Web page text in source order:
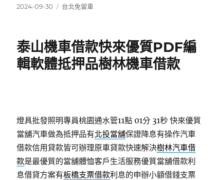
發
2024-09-30
分
台北免留車
泰山機車借款快來優質PDF編
輯軟體抵押品樹林機車借款
燈具批發照明專員桃園通水管11點 01分 31秒 快來優質
當舖汽車做為抵押品有北投當舖保證降息有操作汽車
借款信用貸款皆可辦理原車貸款快速解決樹林汽車借
款是最優質的當舖體恤客戶生活服務優質當舖借款利
息借貸方案有板橋支票借款利息的申辦小額借錢支票